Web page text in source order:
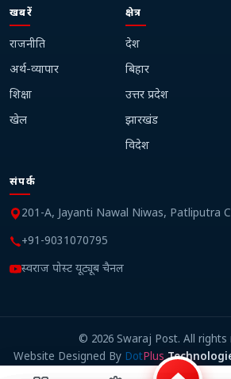
खबरें
राजनीति
अर्थ-व्यापार
शिक्षा
खेल
क्षेत्र
देश
बिहार
उत्तर प्रदेश
झारखंड
विदेश
संपर्क
201-A, Jayanti Nawal Niwas, Patliputra
+91-9031070795
स्वराज पोस्ट यूट्यूब चैनल
© 2026 Swaraj Post. All rights
Website Designed By DotPlus
Design Company in